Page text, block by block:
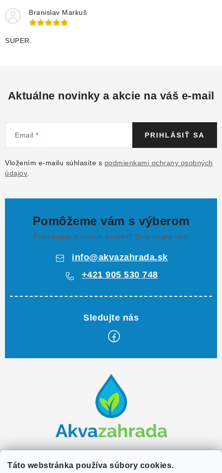
Táto webstránka používa súbory cookies.
Branislav Markuš
SUPER.
Aktuálne novinky a akcie na váš e-mail
Email
Vložením e-mailu súhlasíte s podmienkami ochrany osobných
údajov
PRIHLÁSIŤ SA
Pomôžeme vám s výberom
Potrebujete s niečím poradiť? Sme tu pre vás!
info@akvazahrada.sk
+421 905 530 748
e
Zákaznícky servis